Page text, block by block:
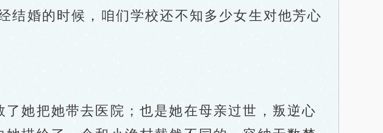
婚的时候，咱们学校还不知多少女生对他芳心
她把她带去医院；也是她在母亲过世，叛逆心